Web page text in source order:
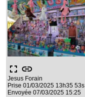
fullscreen link
Jesus Forain
Prise 01/03/2025 13h35 53s
Envoyée 07/03/2025 15:25